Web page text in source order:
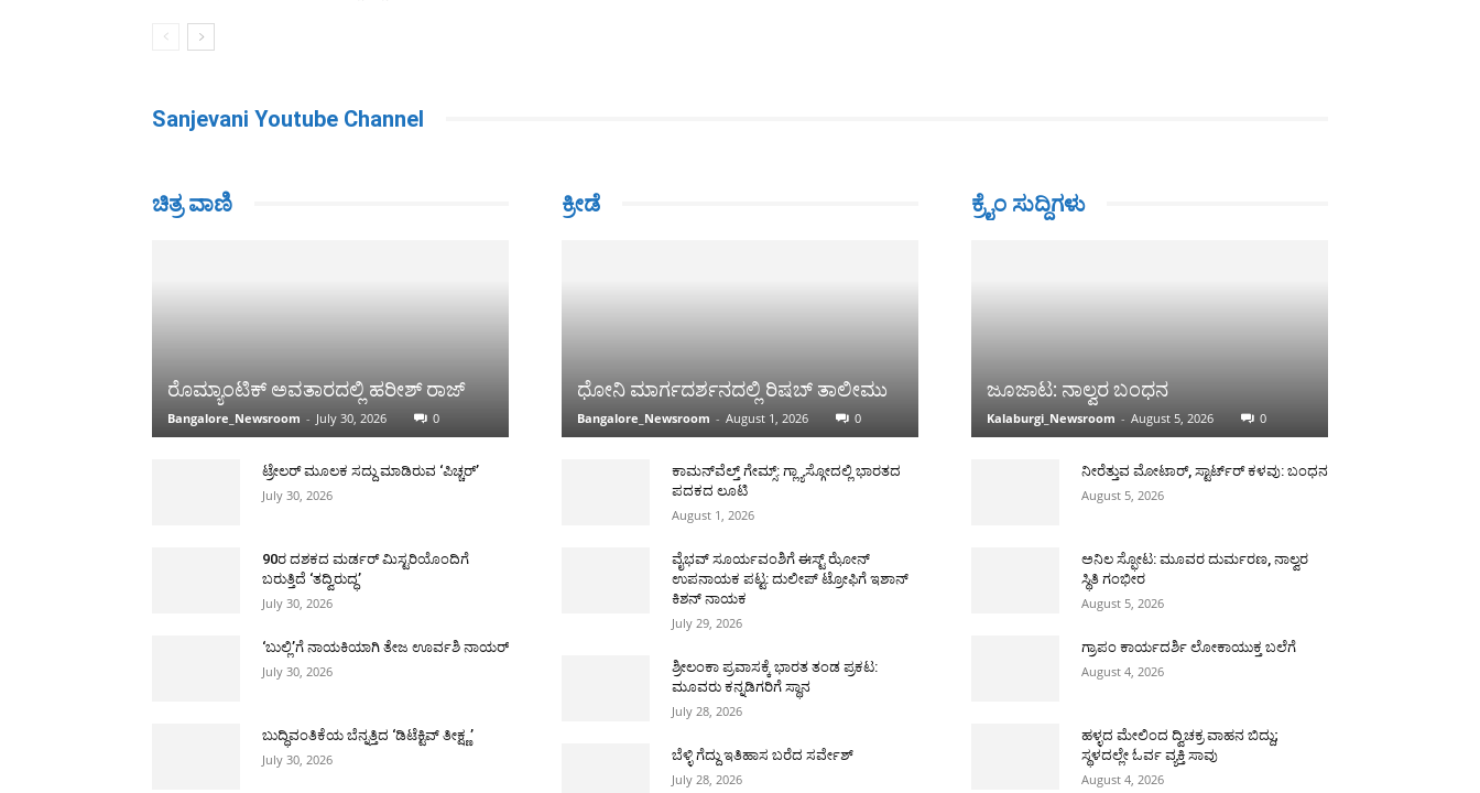
Sanjevani Youtube Channel
ಚಿತ್ರ ವಾಣಿ
ರೊಮ್ಯಾಂಟಿಕ್ ಅವತಾರದಲ್ಲಿ ಹರೀಶ್ ರಾಜ್
Bangalore_Newsroom - July 30, 2026 0
ಟ್ರೇಲರ್ ಮೂಲಕ ಸದ್ದು ಮಾಡಿರುವ ‘ಪಿಚ್ಚರ್’
July 30, 2026
90ರ ದಶಕದ ಮರ್ಡರ್ ಮಿಸ್ಟರಿಯೊಂದಿಗೆ
ಬರುತ್ತಿದೆ ‘ತದ್ವಿರುದ್ಧ’
July 30, 2026
‘ಬುಲ್ಲಿ’ಗೆ ನಾಯಕಿಯಾಗಿ ತೇಜ ಊರ್ವಶಿ ನಾಯರ್
July 30, 2026
ಬುದ್ಧಿವಂತಿಕೆಯ ಬೆನ್ನತ್ತಿದ ‘ಡಿಟೆಕ್ಟಿವ್ ತೀಕ್ಷ್ಣ’
July 30, 2026
ಕ್ರೀಡೆ
ಧೋನಿ ಮಾರ್ಗದರ್ಶನದಲ್ಲಿ ರಿಷಬ್ ತಾಲೀಮು
Bangalore_Newsroom - August 1, 2026 0
ಕಾಮನ್‌ವೆಲ್ತ್ ಗೇಮ್ಸ್: ಗ್ಲ್ಯಾಸ್ಗೋದಲ್ಲಿ ಭಾರತದ
ಪದಕದ ಲೂಟಿ
August 1, 2026
ವೈಭವ್ ಸೂರ್ಯವಂಶಿಗೆ ಈಸ್ಟ್ ಝೋನ್
ಉಪನಾಯಕ ಪಟ್ಟ: ದುಲೀಪ್ ಟ್ರೋಫಿಗೆ ಇಶಾನ್
ಕಿಶನ್ ನಾಯಕ
July 29, 2026
ಶ್ರೀಲಂಕಾ ಪ್ರವಾಸಕ್ಕೆ ಭಾರತ ತಂಡ ಪ್ರಕಟ:
ಮೂವರು ಕನ್ನಡಿಗರಿಗೆ ಸ್ಥಾನ
July 28, 2026
ಬೆಳ್ಳಿ ಗೆದ್ದು ಇತಿಹಾಸ ಬರೆದ ಸರ್ವೇಶ್
July 28, 2026
ಕ್ರೈಂ ಸುದ್ದಿಗಳು
ಜೂಜಾಟ: ನಾಲ್ವರ ಬಂಧನ
Kalaburgi_Newsroom - August 5, 2026 0
ನೀರೆತ್ತುವ ಮೋಟಾರ್, ಸ್ಟಾರ್ಟ್‍ರ್ ಕಳವು: ಬಂಧನ
August 5, 2026
ಅನಿಲ ಸ್ಫೋಟ: ಮೂವರ ದುರ್ಮರಣ, ನಾಲ್ವರ
ಸ್ಥಿತಿ ಗಂಭೀರ
August 5, 2026
ಗ್ರಾಪಂ ಕಾರ್ಯದರ್ಶಿ ಲೋಕಾಯುಕ್ತ ಬಲೆಗೆ
August 4, 2026
ಹಳ್ಳದ ಮೇಲಿಂದ ದ್ವಿಚಕ್ರ ವಾಹನ ಬಿದ್ದು;
ಸ್ಥಳದಲ್ಲೇ ಓರ್ವ ವ್ಯಕ್ತಿ ಸಾವು
August 4, 2026